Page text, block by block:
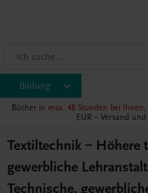
Bildung
Bücher in max. 48 Stunden bei
EUR – Versand
Textiltechnik – Höhere
gewerbliche
Technische,